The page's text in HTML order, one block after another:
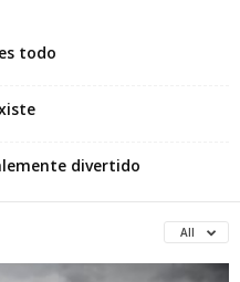
todo
divertido
All